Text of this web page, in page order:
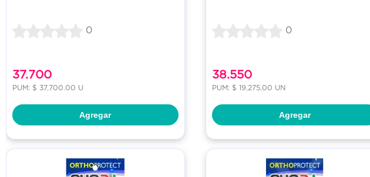
0
37.700
PUM: $ 37,700.00 U
Agregar
0
38.550
PUM: $ 19,275.00 UN
Agregar